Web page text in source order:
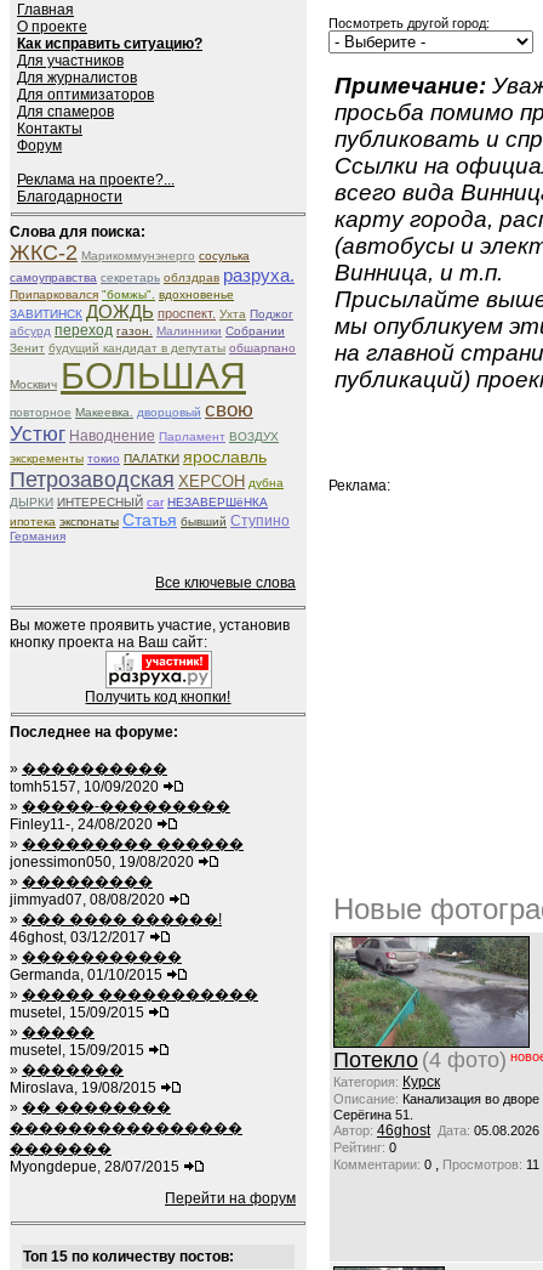
Главная
О проекте
Как исправить ситуацию?
Для участников
Для журналистов
Для оптимизаторов
Для спамеров
Контакты
Форум
Реклама на проекте?...
Благодарности
Слова для поиска:
ЖКС-2 Марикоммунэнерго сосулька
самоуправства секретарь облздрав разруха.
Припарковался "бомжы".
вдохновенье
ЗАВИТИНСК ДОЖДЬ проспект. Ухта Поджог
абсурд переход газон. Малинники Собрании
Зенит будущий кандидат в депутаты обшарпано
Москвич БОЛЬШАЯ
повторное Макеевка. дворцовый свою
Устюг Наводнение Парламент ВОЗДУХ
экскременты токио ПАЛАТКИ ярославль
Петрозаводская ХЕРСОН дубна
ДЫРКИ ИНТЕРЕСНЫЙ car НЕЗАВЕРШёНКА
ипотека экспонаты Статья бывший Ступино
Германия
Все ключевые слова
Вы можете проявить участие, установив
кнопку проекта на Ваш сайт:
Получить код кнопки!
Последнее на форуме:
» ����������
tomh5157, 10/09/2020
» �����-���������
Finley11-, 24/08/2020
» ��������� ������
jonessimon050, 19/08/2020
» ���������
jimmyad07, 08/08/2020
» ��� ���� ������!
46ghost, 03/12/2017
» �����������
Germanda, 01/10/2015
» ����� �����������
musetel, 15/09/2015
» �����
musetel, 15/09/2015
» �������
Miroslava, 19/08/2015
» �� ��������
����������������
�������
Myongdepue, 28/07/2015
Перейти на форум
Топ 15 по количеству постов:
Посмотреть другой город:
Примечание:
просьба помимо
публиковать и
Ссылки на
всего вида
карту города,
(автобусы и
Винница, и т.п.
Присылайте
мы опубликуем
на главной
публикаций)
Реклама:
Новые
Потекло (4 фото)
Категория: Курск
Описание: Канализация во
Серёгина 51.
Автор: 46ghost Дата: 05.08.2026
Рейтинг: 0
Комментарии: 0 , Просмотров: 11